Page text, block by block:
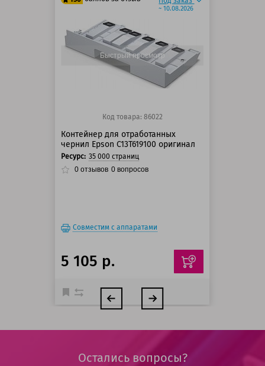
125 баллов
150 баллов
~ 10.08.2026
Быстрый просмотр
Код товара: 86022
Контейнер для отработанных
чернил Epson C13T619100 оригинал
Ресурс: 35 000 страниц
0 отзывов 0 вопросов
Совместим с аппаратами
5 105 р.
Остались вопросы?